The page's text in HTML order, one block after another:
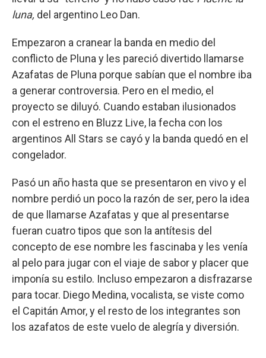
luna, del argentino Leo Dan.
Empezaron a cranear la banda en medio del
conflicto de Pluna y les pareció divertido llamarse
Azafatas de Pluna porque sabían que el nombre iba
a generar controversia. Pero en el medio, el
proyecto se diluyó. Cuando estaban ilusionados
con el estreno en Bluzz Live, la fecha con los
argentinos All Stars se cayó y la banda quedó en el
congelador.
Pasó un año hasta que se presentaron en vivo y el
nombre perdió un poco la razón de ser, pero la idea
de que llamarse Azafatas y que al presentarse
fueran cuatro tipos que son la antítesis del
concepto de ese nombre les fascinaba y les venía
al pelo para jugar con el viaje de sabor y placer que
imponía su estilo. Incluso empezaron a disfrazarse
para tocar. Diego Medina, vocalista, se viste como
el Capitán Amor, y el resto de los integrantes son
los azafatos de este vuelo de alegría y diversión.